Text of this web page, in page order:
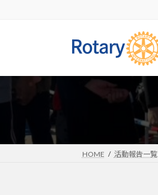
へ
ョ
HOME 活動報告一覧